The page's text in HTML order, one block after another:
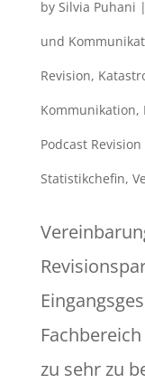
by Silvia Puhani |
und
Revision,
Kommunikation,
Podcast
Statistikchefin,
zu sehr zu